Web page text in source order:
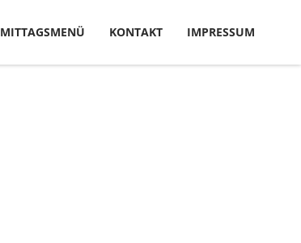
MITTAGSMENÜ KONTAKT IMPRESSUM